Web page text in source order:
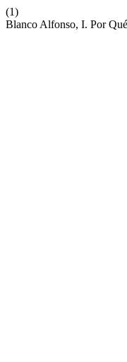
(1)
Blanco Alfonso, I. Por